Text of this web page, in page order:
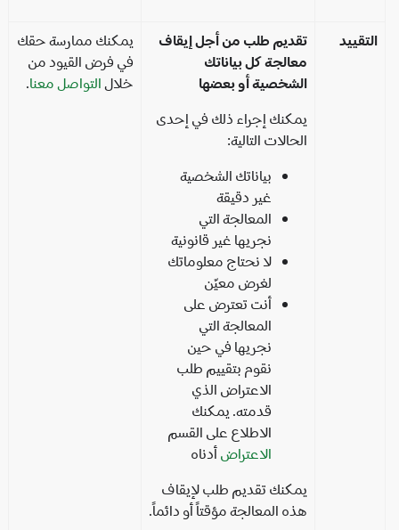
تقديم طلب من أجل إيقاف
معالجة كل بياناتك
الشخصية أو بعضها
يمكنك إجراء ذلك في إحدى
الحالات التالية:
بياناتك الشخصية
غير دقيقة
المعالجة التي
نجريها غير قانونية
لا نحتاج معلوماتك
لغرض معيّن
أنت تعترض على
المعالجة التي
نجريها في حين
نقوم بتقييم طلب
الاعتراض الذي
قدمته. يمكنك
الاطلاع على القسم
الاعتراضأدناه
يمكنك تقديم طلب لإيقاف
هذه المعالجة مؤقتاً أو دائماً.
يمكنك ممارسة حقك
في فرض القيود من
خلالالتواصل معنا.